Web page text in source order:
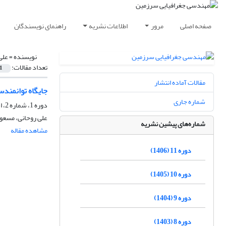
صفحه اصلی مرور اطلاعات نشریه راهنمای نویسندگان
نویسنده =
تعداد مقالات: 1
جایگاه
دوره 1، شماره 2، اسفند 1396، صفحه
علی روحانی،
مشاهده مقاله
مقالات آماده انتشار
شماره جاری
شماره‌های پیشین نشریه
دوره 11 (1406)
دوره 10 (1405)
دوره 9 (1404)
دوره 8 (1403)